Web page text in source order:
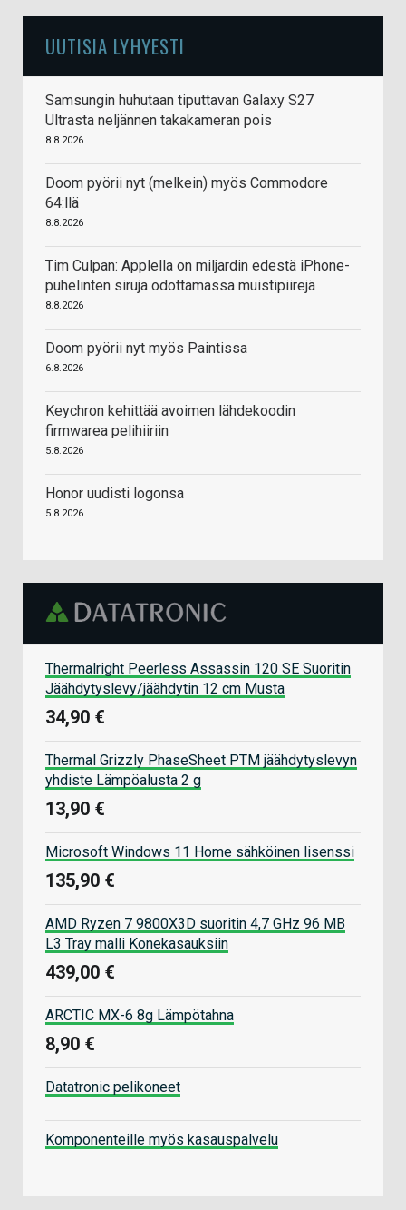
UUTISIA LYHYESTI
Samsungin huhutaan tiputtavan Galaxy S27
Ultrasta neljännen takakameran pois
8.8.2026
Doom pyörii nyt (melkein) myös Commodore
64:llä
8.8.2026
Tim Culpan: Applella on miljardin edestä iPhone-
puhelinten siruja odottamassa muistipiirejä
8.8.2026
Doom pyörii nyt myös Paintissa
6.8.2026
Keychron kehittää avoimen lähdekoodin
firmwarea pelihiiriin
5.8.2026
Honor uudisti logonsa
5.8.2026
Thermalright Peerless Assassin 120 SE Suoritin
Jäähdytyslevy/jäähdytin 12 cm Musta
34,90 €
Thermal Grizzly PhaseSheet PTM jäähdytyslevyn
yhdiste Lämpöalusta 2 g
13,90 €
Microsoft Windows 11 Home sähköinen lisenssi
135,90 €
AMD Ryzen 7 9800X3D suoritin 4,7 GHz 96 MB
L3 Tray malli Konekasauksiin
439,00 €
ARCTIC MX-6 8g Lämpötahna
8,90 €
Datatronic pelikoneet
Komponenteille myös kasauspalvelu